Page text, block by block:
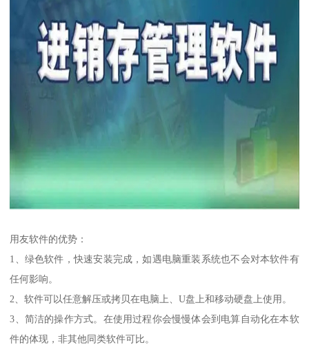
用友软件的优势：
1、绿色软件，快速安装完成，如遇电脑重装系统也不会对本软件有
任何影响。
2、软件可以任意解压或拷贝在电脑上、U盘上和移动硬盘上使用。
3、简洁的操作方式。在使用过程你会慢慢体会到电算自动化在本软
件的体现，非其他同类软件可比。